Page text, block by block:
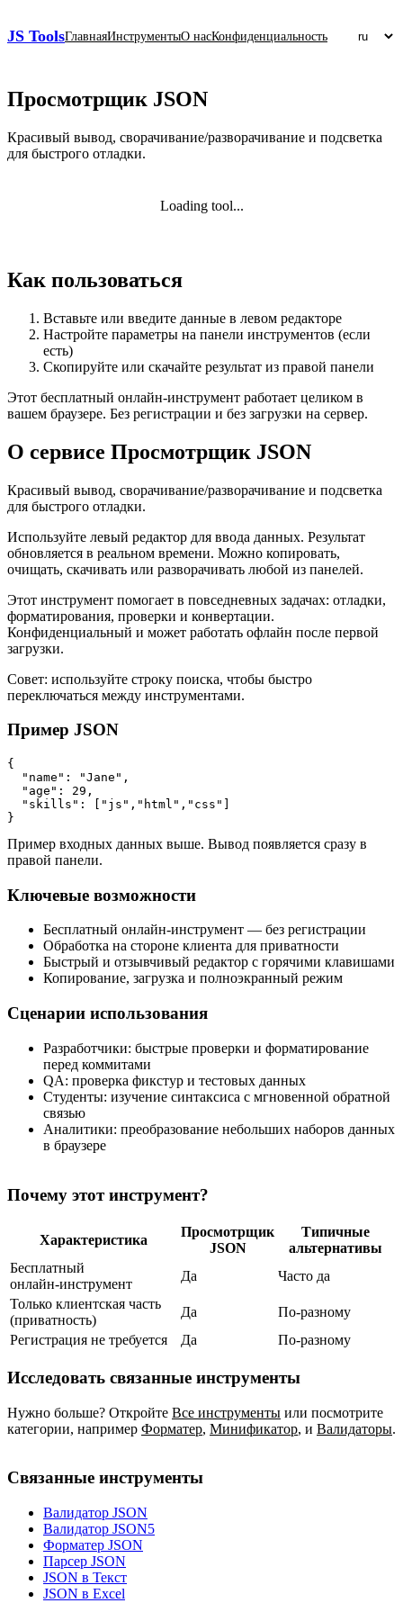
JS ToolsГлавнаяИнструментыО насКонфиденциальность
Просмотрщик JSON
Красивый вывод, сворачивание/разворачивание и подсветка
для быстрого отладки.
Loading tool...
Как пользоваться
Вставьте или введите данные в левом редакторе
Настройте параметры на панели инструментов (если
есть)
Скопируйте или скачайте результат из правой панели
Этот бесплатный онлайн‑инструмент работает целиком в
вашем браузере. Без регистрации и без загрузки на сервер.
О сервисе Просмотрщик JSON
Красивый вывод, сворачивание/разворачивание и подсветка
для быстрого отладки.
Используйте левый редактор для ввода данных. Результат
обновляется в реальном времени. Можно копировать,
очищать, скачивать или разворачивать любой из панелей.
Этот инструмент помогает в повседневных задачах: отладки,
форматирования, проверки и конвертации.
Конфиденциальный и может работать офлайн после первой
загрузки.
Совет: используйте строку поиска, чтобы быстро
переключаться между инструментами.
Пример JSON
{
  "name": "Jane",
  "age": 29,
  "skills": ["js","html","css"]
}
Пример входных данных выше. Вывод появляется сразу в
правой панели.
Ключевые возможности
Бесплатный онлайн‑инструмент — без регистрации
Обработка на стороне клиента для приватности
Быстрый и отзывчивый редактор с горячими клавишами
Копирование, загрузка и полноэкранный режим
Сценарии использования
Разработчики: быстрые проверки и форматирование
перед коммитами
QA: проверка фикстур и тестовых данных
Студенты: изучение синтаксиса с мгновенной обратной
связью
Аналитики: преобразование небольших наборов данных
в браузере
Почему этот инструмент?
Характеристика
Просмотрщик
JSON
Типичные
альтернативы
Бесплатный
онлайн‑инструмент
Да
Часто да
Только клиентская часть
(приватность)
Да
По‑разному
Регистрация не требуется
Да По‑разному
Исследовать связанные инструменты
Нужно больше? Откройте Все инструменты или посмотрите
категории, например Форматер, Минификатор, и Валидаторы.
Связанные инструменты
Валидатор JSON
Валидатор JSON5
Форматер JSON
Парсер JSON
JSON в Текст
JSON в Excel